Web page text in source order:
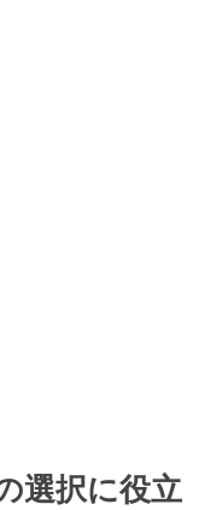
選択に役立